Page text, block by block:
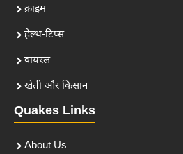
क्राइम
हेल्थ-टिप्स
वायरल
खेती और किसान
Quakes Links
About Us